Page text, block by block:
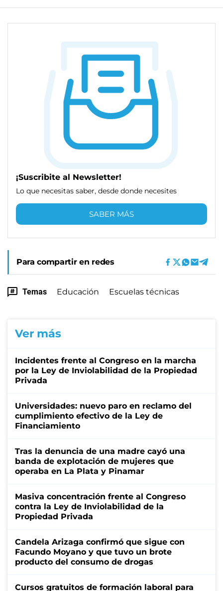
¡Suscribite al Newsletter!
Lo que necesitas saber, desde donde necesites
SABER MÁS
Para compartir en redes
Temas Educación Escuelas técnicas
Ver más
Incidentes frente al Congreso en la marcha
por la Ley de Inviolabilidad de la Propiedad
Privada
Universidades: nuevo paro en reclamo del
cumplimiento efectivo de la Ley de
Financiamiento
Tras la denuncia de una madre cayó una
banda de explotación de mujeres que
operaba en La Plata y Pinamar
Masiva concentración frente al Congreso
contra la Ley de Inviolabilidad de la
Propiedad Privada
Candela Arizaga confirmó que sigue con
Facundo Moyano y que tuvo un brote
producto del consumo de drogas
Cursos gratuitos de formación laboral para